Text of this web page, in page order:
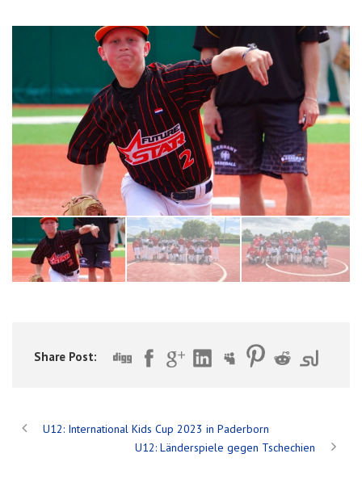
Share Post:
U12: International Kids Cup 2023 in Paderborn
U12: Länderspiele gegen Tschechien